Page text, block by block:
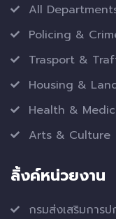
All
Policing &
Trasport &
Housing &
Health &
Arts & Culture
ลิ้งค์หน่วยงาน
กรมส่งเสริมการ